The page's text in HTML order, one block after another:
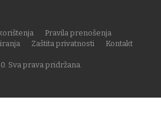
Sva prava pridržana.
Pravila prenošenja
Zaštita privatnosti
Kontakt